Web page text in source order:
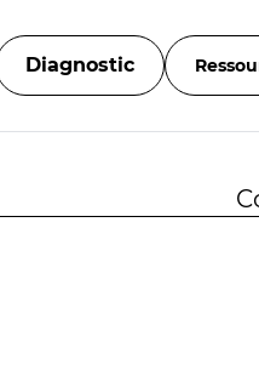
Diagnostic